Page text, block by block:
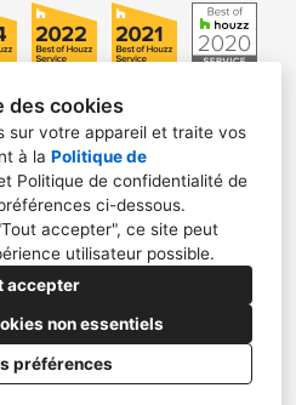
des cookies
sur votre appareil et traite vos
à la Politique de
Politique de confidentialité de
ci-dessous.
accepter", ce site peut
utilisateur possible.
accepter
non essentiels
préférences
Berdj
94320, Thiais
82 94 79 94
peinture.com
Mentions légales
des cookies